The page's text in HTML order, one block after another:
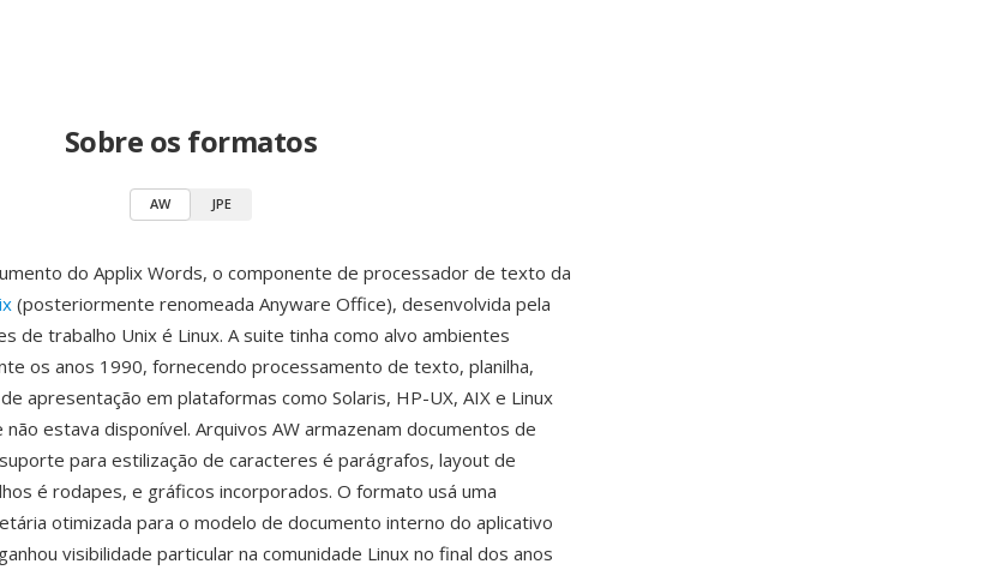
Sobre os formatos
AW JPE
do Applix Words, o componente de processador de texto da
(posteriormente renomeada Anyware Office), desenvolvida pela
de trabalho Unix é Linux. A suite tinha como alvo ambientes
os anos 1990, fornecendo processamento de texto, planilha,
apresentação em plataformas como Solaris, HP-UX, AIX e Linux
estava disponível. Arquivos AW armazenam documentos de
para estilização de caracteres é parágrafos, layout de
é rodapes, e gráficos incorporados. O formato usá uma
otimizada para o modelo de documento interno do aplicativo
visibilidade particular na comunidade Linux no final dos anos